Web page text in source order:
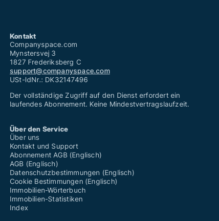
Kontakt
Companyspace.com
Mynstersvej 3
1827 Frederiksberg C
support@companyspace.com
USt-IdNr.: DK32147496
Der vollständige Zugriff auf den Dienst erfordert ein
laufendes Abonnement. Keine Mindestvertragslaufzeit.
Über den Service
Über uns
Kontakt und Support
Abonnement AGB (Englisch)
AGB (Englisch)
Datenschutzbestimmungen (Englisch)
Cookie Bestimmungen (Englisch)
Immobilien-Wörterbuch
Immobilien-Statistiken
Index